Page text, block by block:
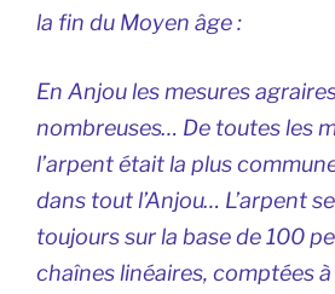
la fin du Moyen âge :
En Anjou les mesures
nombreuses… De toutes les
l’arpent était la plus
dans tout l’Anjou… L’arpent
toujours sur la base de 100
chaînes linéaires, comptées